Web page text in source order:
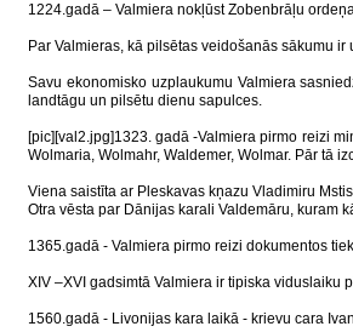
1224.gadā – Valmiera nokļūst Zobenbrāļu
Par Valmieras, kā pilsētas veidošanās sākumu
Savu ekonomisko uzplaukumu Valmiera
landtāgu un pilsētu dienu sapulces.
[pic][val2.jpg]1323. gadā -Valmiera pirmo reizi
Wolmaria, Wolmahr, Waldemer, Wolmar. Pār tā
Viena saistīta ar Pleskavas kņazu Vladimiru
Otra vēsta par Dānijas karali Valdemāru, kuram
1365.gadā - Valmiera pirmo reizi dokumentos
XIV –XVI gadsimtā Valmiera ir tipiska viduslaiku
1560.gadā - Livonijas kara laikā - krievu cara